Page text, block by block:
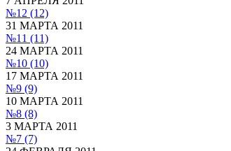
№12 (12)
31 МАРТА 2011
№11 (11)
24 МАРТА 2011
№10 (10)
17 МАРТА 2011
№9 (9)
10 МАРТА 2011
№8 (8)
3 МАРТА 2011
№7 (7)